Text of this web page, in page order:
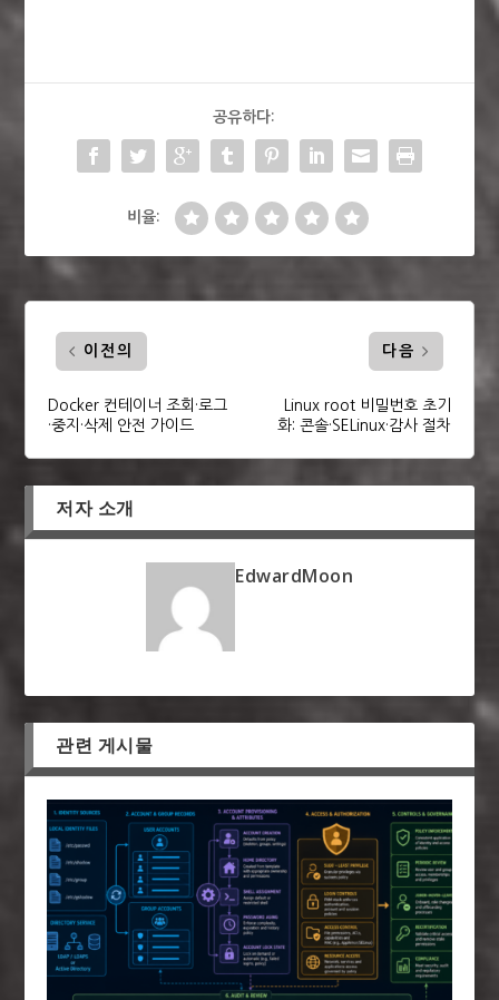
공유하다:
비율:
이전의
Docker 컨테이너 조회·로그
·중지·삭제 안전 가이드
다음
Linux root 비밀번호 초기
화: 콘솔·SELinux·감사 절차
저자 소개
EdwardMoon
관련 게시물